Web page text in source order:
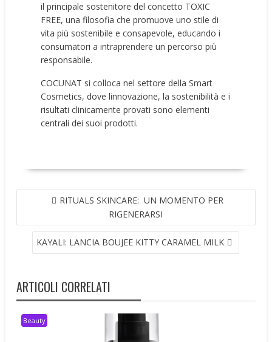
il principale sostenitore del concetto TOXIC
FREE, una filosofia che promuove uno stile di
vita più sostenibile e consapevole, educando i
consumatori a intraprendere un percorso più
responsabile.
COCUNAT si colloca nel settore della Smart
Cosmetics, dove linnovazione, la sostenibilità e i
risultati clinicamente provati sono elementi
centrali dei suoi prodotti.
NAVIGAZIONE
ARTICOLI RITUALS SKINCARE: UN MOMENTO PER
RIGENERARSI
KAYALI: LANCIA BOUJEE KITTY CARAMEL MILK
ARTICOLI CORRELATI
Beauty